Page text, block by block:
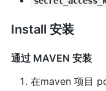
Install 安装
通过 MAVEN 安装
在maven 项目